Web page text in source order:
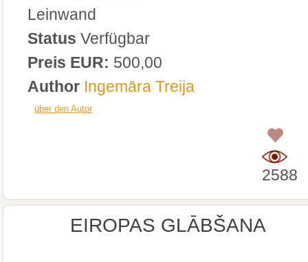
Leinwand
Status Verfügbar
Preis EUR: 500,00
Author Ingemāra Treija
über den Autor
2588
EIROPAS GLĀBŠANA